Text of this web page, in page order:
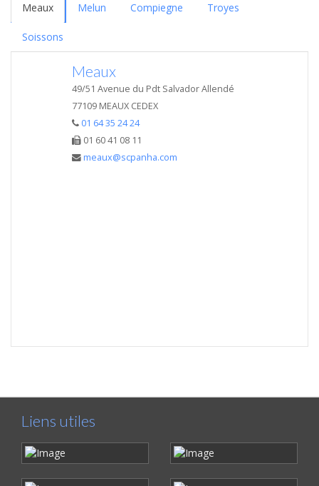
Meaux Melun Compiegne Troyes
Soissons
Meaux
49/51 Avenue du Pdt Salvador Allendé
77109 MEAUX CEDEX
01 64 35 24 24
01 60 41 08 11
meaux@scpanha.com
Liens utiles